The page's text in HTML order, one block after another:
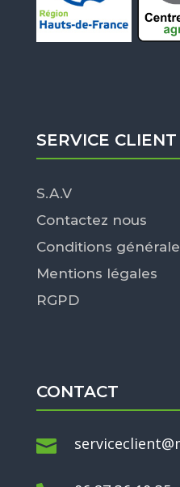
SERVICE CLIENT
S.A.V
Contactez nous
Conditions
Mentions légales
RGPD
CONTACT
